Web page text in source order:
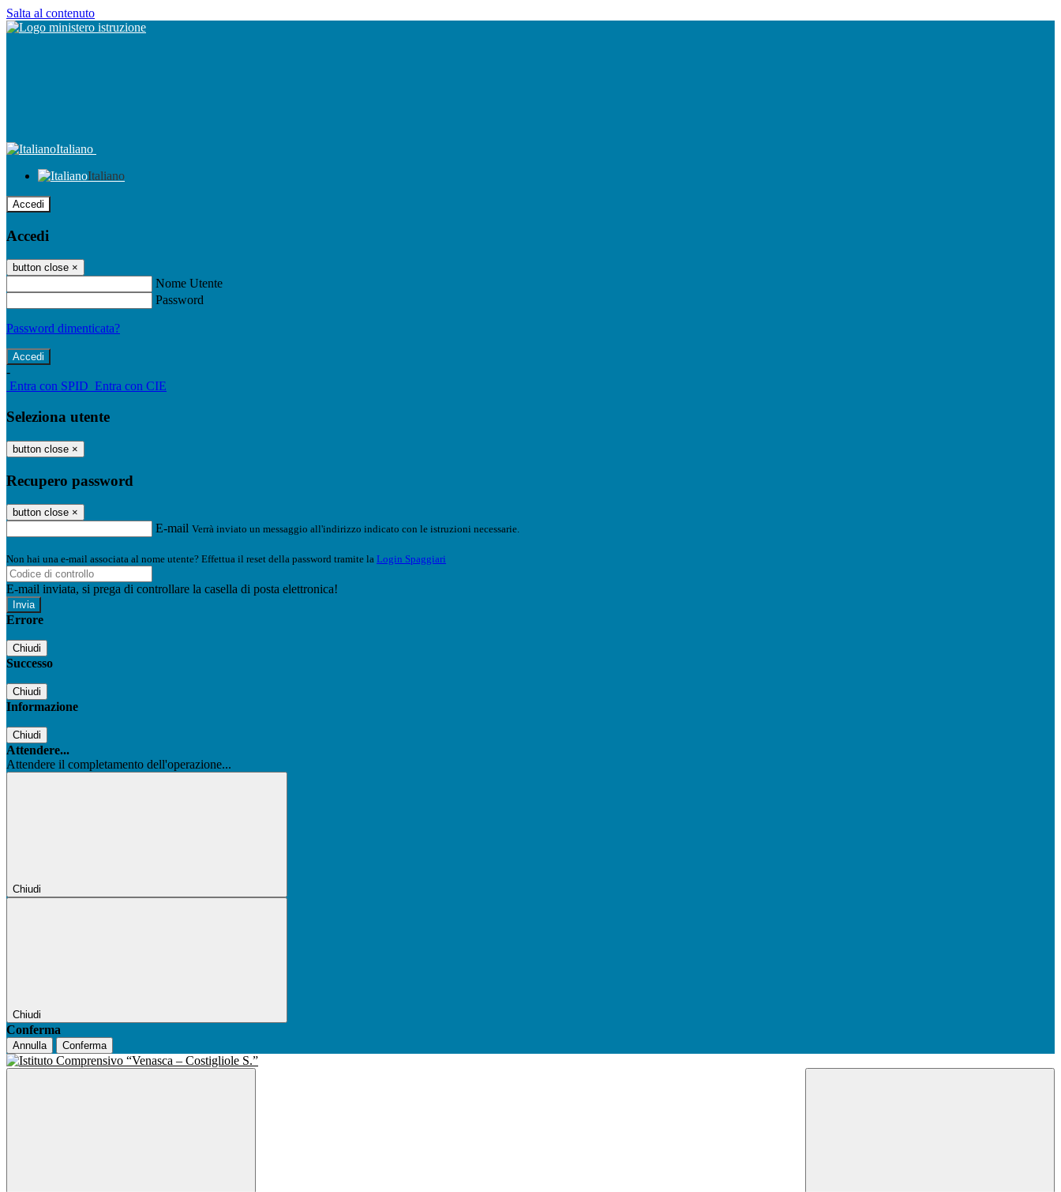
Salta al contenuto
Italiano
Italiano
Accedi
Accedi
button close ×
Nome Utente
Password
Password dimenticata?
-
Entra con SPID Entra con CIE
Seleziona utente
button close ×
Recupero password
button close ×
E-mail Verrà inviato un messaggio all'indirizzo indicato con le istruzioni necessarie.
Non hai una e-mail associata al nome utente? Effettua il reset della password tramite la Login Spaggiari
E-mail inviata, si prega di controllare la casella di posta elettronica!
Errore
Chiudi
Successo
Chiudi
Informazione
Chiudi
Attendere...
Attendere il completamento dell'operazione...
Chiudi
Chiudi
Conferma
Annulla Conferma